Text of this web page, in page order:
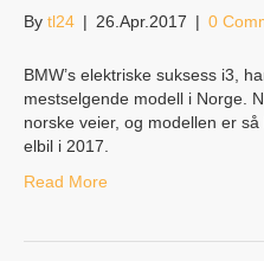
By tl24 | 26.Apr.2017 | 0
BMW’s elektriske suksess i3,
mestselgende modell i Norge.
norske veier, og modellen er
elbil i 2017.
Read More